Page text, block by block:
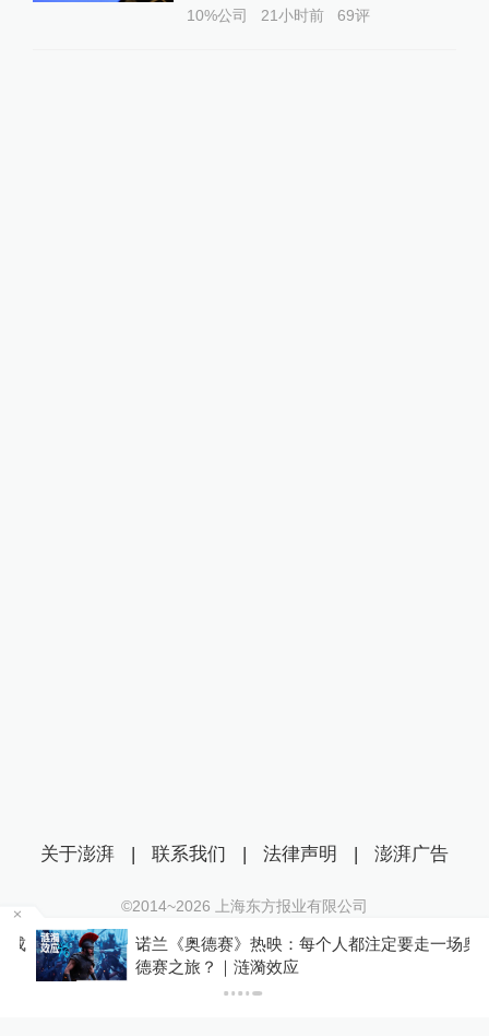
10%公司 21小时前 69评
诺兰《奥德赛》热映：每个人都注定要走一场奥
德赛之旅？｜涟漪效应
关于澎湃 | 联系我们 | 法律声明 | 澎湃广告
©2014~2026 上海东方报业有限公司
沪ICP证：沪B2-20170116 | 沪ICP备14003370号
互联网新闻信息服务许可证：31120170006
沪公网安备 31010602000299号